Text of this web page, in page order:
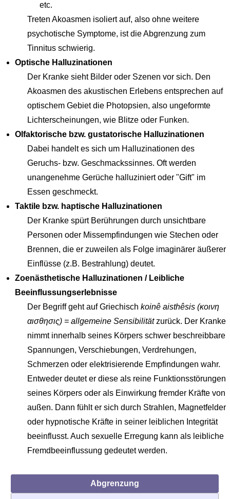
etc.
Treten Akoasmen isoliert auf, also ohne weitere
psychotische Symptome, ist die Abgrenzung zum
Tinnitus schwierig.
Optische Halluzinationen
Der Kranke sieht Bilder oder Szenen vor sich. Den
Akoasmen des akustischen Erlebens entsprechen auf
optischem Gebiet die Photopsien, also ungeformte
Lichterscheinungen, wie Blitze oder Funken.
Olfaktorische bzw. gustatorische Halluzinationen
Dabei handelt es sich um Halluzinationen des
Geruchs- bzw. Geschmackssinnes. Oft werden
unangenehme Gerüche halluziniert oder "Gift" im
Essen geschmeckt.
Taktile bzw. haptische Halluzinationen
Der Kranke spürt Berührungen durch unsichtbare
Personen oder Missempfindungen wie Stechen oder
Brennen, die er zuweilen als Folge imaginärer äußerer
Einflüsse (z.B. Bestrahlung) deutet.
Zoenästhetische Halluzinationen / Leibliche
Beeinflussungserlebnisse
Der Begriff geht auf Griechisch koinê aisthêsis (κοινη
αισθησις) = allgemeine Sensibilitätzurück. Der Kranke
nimmt innerhalb seines Körpers schwer beschreibbare
Spannungen, Verschiebungen, Verdrehungen,
Schmerzen oder elektrisierende Empfindungen wahr.
Entweder deutet er diese als reine Funktionsstörungen
seines Körpers oder als Einwirkung fremder Kräfte von
außen. Dann fühlt er sich durch Strahlen, Magnetfelder
oder hypnotische Kräfte in seiner leiblichen Integrität
beeinflusst. Auch sexuelle Erregung kann als leibliche
Fremdbeeinflussung gedeutet werden.
Abgrenzung